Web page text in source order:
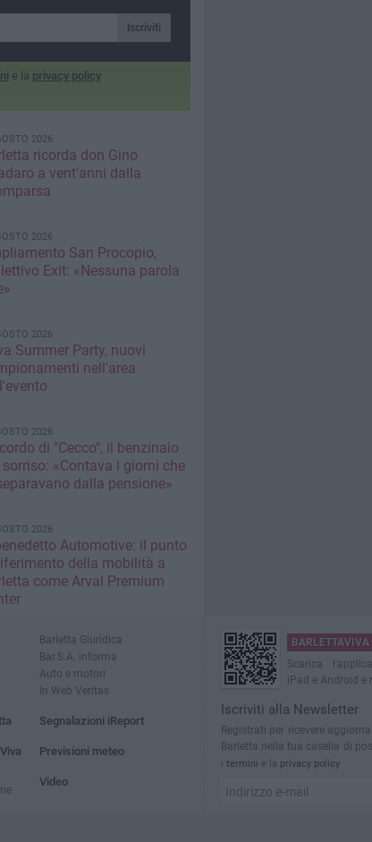
Iscriviti
e la privacy policy
2026
ricorda don Gino
a vent’anni dalla
2026
San Procopio,
Exit: «Nessuna parola
2026
Summer Party, nuovi
nell'area
2026
di "Cecco", il benzinaio
«Contava i giorni che
dalla pensione»
2026
Automotive: il punto
della mobilità a
come Arval Premium
Barletta Giuridica
Bar.S.A. informa
Auto e motori
In Web Veritas
Segnalazioni iReport
Previsioni meteo
Video
BARLETTAVIVA
Scarica
iPad e Android e
Iscriviti alla Newsletter
Registrati per ricevere
Barletta nella tua casella di
i termini e la privacy policy